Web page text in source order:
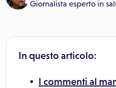
Giornalista esperto in
In questo articolo:
I commenti al